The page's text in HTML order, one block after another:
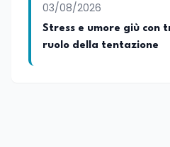
03/08/2026
Stress e umore giù con
ruolo della tentazione